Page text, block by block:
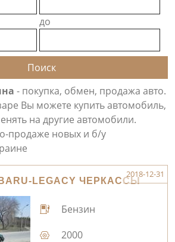
до
- покупка, обмен, продажа авто.
Вы можете купить автомобиль,
на другие автомобили.
продаже новых и б/у
LEGACY ЧЕРКАССЫ
2018-12-31
Бензин
2000